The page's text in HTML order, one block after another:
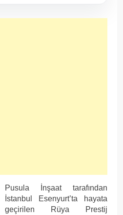
Pusula İnşaat tarafından
İstanbul Esenyurt’ta hayata
geçirilen Rüya Prestij